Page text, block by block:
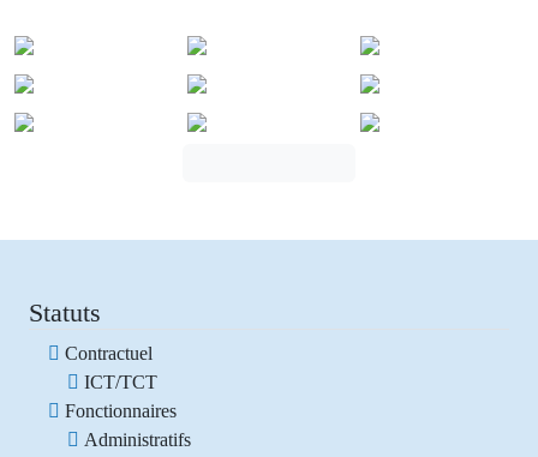
Statuts
Contractuel
ICT/TCT
Fonctionnaires
Administratifs